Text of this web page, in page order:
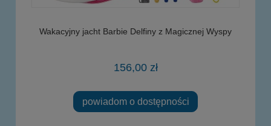
Wakacyjny jacht Barbie Delfiny z Magicznej Wyspy
156,00 zł
powiadom o dostępności